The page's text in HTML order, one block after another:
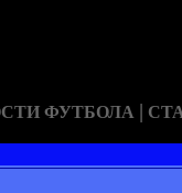
ФУТБОЛА |